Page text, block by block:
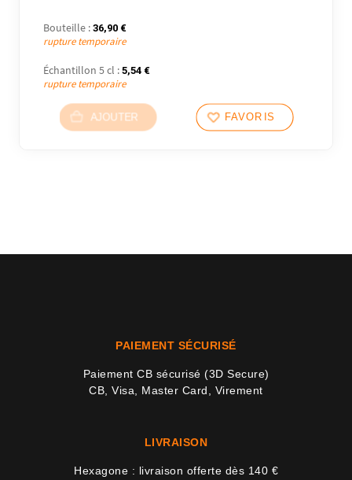
Bouteille : 36,90 €
rupture temporaire
Échantillon 5 cl : 5,54 €
rupture temporaire
AJOUTER FAVORIS
PAIEMENT SÉCURISÉ
Paiement CB sécurisé (3D Secure)
CB, Visa, Master Card, Virement
LIVRAISON
Hexagone : livraison offerte dès 140 €